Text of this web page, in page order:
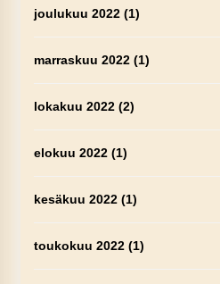
joulukuu 2022(1)
marraskuu 2022(1)
lokakuu 2022(2)
elokuu 2022(1)
kesäkuu 2022(1)
toukokuu 2022(1)